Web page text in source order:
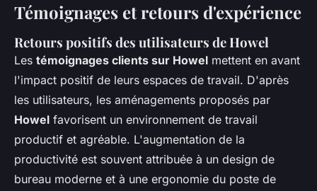
Témoignages et retours d'expérience
Retours positifs des utilisateurs de Howel
Les témoignages clients sur Howel mettent en avant
l'impact positif de leurs espaces de travail. D'après
les utilisateurs, les aménagements proposés par
Howel favorisent un environnement de travail
productif et agréable. L'augmentation de la
productivité est souvent attribuée à un design de
bureau moderne et à une ergonomie du poste de